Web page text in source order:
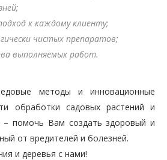
к каждому клиенту;
чистых препаратов;
выполняемых работ.
методы и инновационные
обработки садовых растений и
– помочь Вам создать здоровый и
от вредителей и болезней.
и деревья с нами!